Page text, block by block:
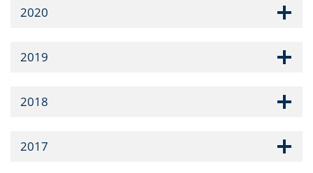
2020
2019
2018
2017